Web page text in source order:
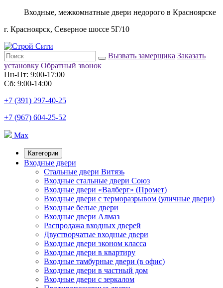
Входные, межкомнатные двери недорого в Красноярске
г. Красноярск, Северное шоссе 5Г/10
Вызвать замерщика Заказать
установку Обратный звонок
Пн-Пт: 9:00-17:00
Сб: 9:00-14:00
+7 (391) 297-40-25
+7 (967) 604-25-52
Max
Категории
Входные двери
Стальные двери Витязь
Входные стальные двери Союз
Входные двери «Валберг» (Промет)
Входные двери с терморазрывом (уличные двери)
Входные белые двери
Входные двери Алмаз
Распродажа входных дверей
Двустворчатые входные двери
Входные двери эконом класса
Входные двери в квартиру
Входные тамбурные двери (в офис)
Входные двери в частный дом
Входные двери с зеркалом